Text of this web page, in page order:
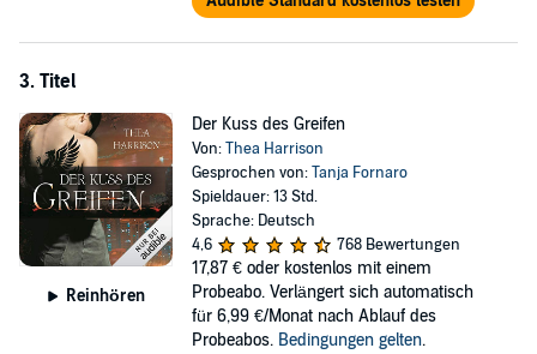
mit. Bekannt ist sie auch aus der Hörspielreihe "Die drei ???".
3. Titel
Reinhören
Der Kuss des Greifen
Von:Thea Harrison
Gesprochen von:Tanja Fornaro
Spieldauer: 13 Std.
Sprache: Deutsch
4,6
768 Bewertungen
17,87 € oder kostenlos mit einem
Probeabo. Verlängert sich automatisch
für 6,99 €/Monat nach Ablauf des
Probeabos. Bedingungen gelten.